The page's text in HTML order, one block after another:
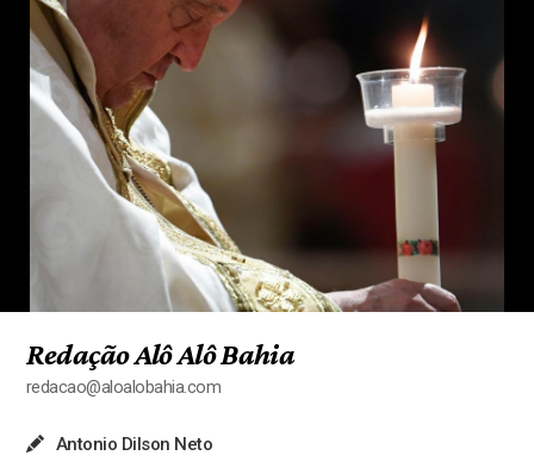
Redação Alô Alô Bahia
redacao@aloalobahia.com
Antonio Dilson Neto